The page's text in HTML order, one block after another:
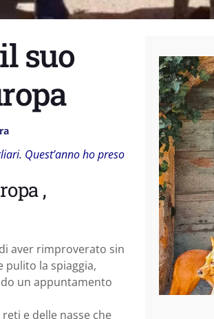
suo
Quest’anno ho preso
,
aver rimproverato sin
pulito la spiaggia,
un appuntamento
e delle nasse che